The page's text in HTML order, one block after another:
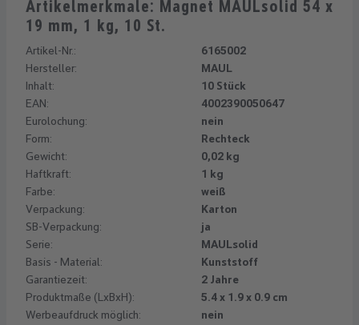
Artikelmerkmale: Magnet MAULsolid 54 x
19 mm, 1 kg, 10 St.
Artikel-Nr.:
6165002
Hersteller:
MAUL
Inhalt:
10 Stück
EAN:
4002390050647
Eurolochung:
nein
Form:
Rechteck
Gewicht:
0,02 kg
Haftkraft:
1 kg
Farbe:
weiß
Verpackung:
Karton
SB-Verpackung:
ja
Serie:
MAULsolid
Basis - Material:
Kunststoff
Garantiezeit:
2 Jahre
Produktmaße (LxBxH):
5.4 x 1.9 x 0.9 cm
Werbeaufdruck möglich:
nein